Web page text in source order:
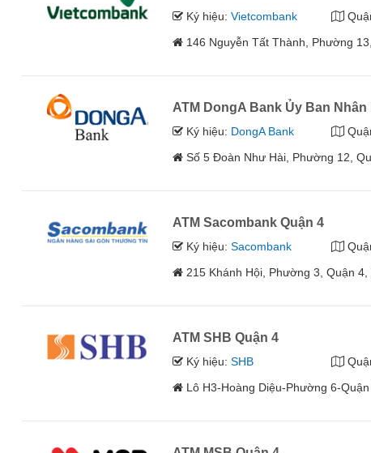
Ký hiệu:Vietcombank
146 Nguyễn Tất Thành, Phường
ATM DongA Bank Ủy Ban Nhân
Ký hiệu: DongA Bank
Số 5 Đoàn Như Hài, Phường 12,
ATM Sacombank Quận 4
Ký hiệu:Sacombank
215 Khánh Hội, Phường 3, Quận 4,
ATM SHB Quận 4
Ký hiệu:SHB
Lô H3-Hoàng Diệu-Phường 6-